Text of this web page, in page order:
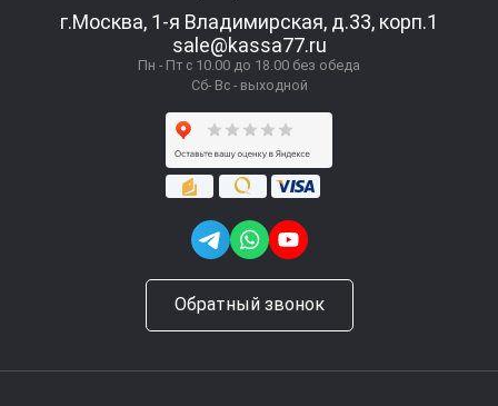
г.Москва, 1-я Владимирская, д.33, корп.1
sale@kassa77.ru
Пн - Пт с 10.00 до 18.00 без обеда
Сб- Вс - выходной
Обратный звонок